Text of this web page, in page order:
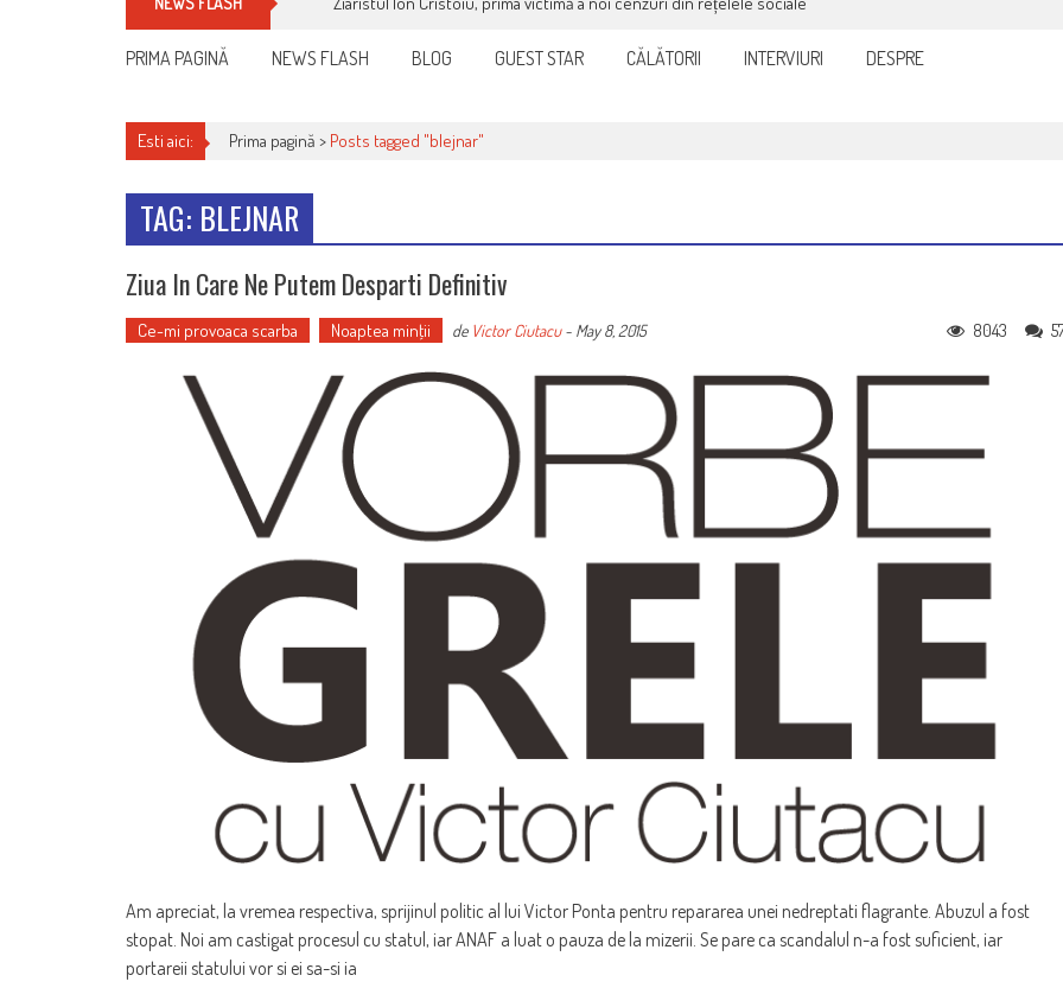
PRIMA PAGINĂ NEWS FLASH BLOG GUEST STAR CĂLĂTORII INTERVIURI DESPRE
Esti aici: Prima pagină > Posts tagged "blejnar"
TAG: BLEJNAR
Ziua In Care Ne Putem Desparti Definitiv
Ce-mi provoaca scarba Noaptea minţii de Victor Ciutacu- May 8, 2015 8043
Am apreciat, la vremea respectiva, sprijinul politic al lui Victor Ponta pentru repararea unei nedreptati flagrante. Abuzul a fost
stopat. Noi am castigat procesul cu statul, iar ANAF a luat o pauza de la mizerii. Se pare ca scandalul n-a fost suficient, iar
portareii statului vor si ei sa-si ia